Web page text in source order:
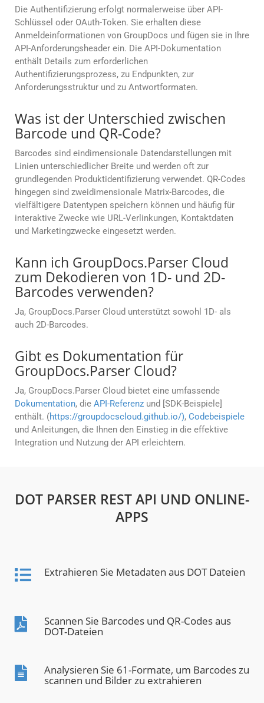
Die Authentifizierung erfolgt normalerweise über API-
Schlüssel oder OAuth-Token. Sie erhalten diese
Anmeldeinformationen von GroupDocs und fügen sie in Ihre
API-Anforderungsheader ein. Die API-Dokumentation
enthält Details zum erforderlichen
Authentifizierungsprozess, zu Endpunkten, zur
Anforderungsstruktur und zu Antwortformaten.
Was ist der Unterschied zwischen
Barcode und QR-Code?
Barcodes sind eindimensionale Datendarstellungen mit
Linien unterschiedlicher Breite und werden oft zur
grundlegenden Produktidentifizierung verwendet. QR-Codes
hingegen sind zweidimensionale Matrix-Barcodes, die
vielfältigere Datentypen speichern können und häufig für
interaktive Zwecke wie URL-Verlinkungen, Kontaktdaten
und Marketingzwecke eingesetzt werden.
Kann ich GroupDocs.Parser Cloud
zum Dekodieren von 1D- und 2D-
Barcodes verwenden?
Ja, GroupDocs.Parser Cloud unterstützt sowohl 1D- als
auch 2D-Barcodes.
Gibt es Dokumentation für
GroupDocs.Parser Cloud?
Ja, GroupDocs.Parser Cloud bietet eine umfassende
Dokumentation, die API-Referenz und [SDK-Beispiele]
enthält. (https://groupdocscloud.github.io/), Codebeispiele
und Anleitungen, die Ihnen den Einstieg in die effektive
Integration und Nutzung der API erleichtern.
DOT PARSER REST API UND ONLINE-
APPS
Extrahieren Sie Metadaten aus DOT Dateien
Scannen Sie Barcodes und QR-Codes aus
DOT-Dateien
Analysieren Sie 61-Formate, um Barcodes zu
scannen und Bilder zu extrahieren